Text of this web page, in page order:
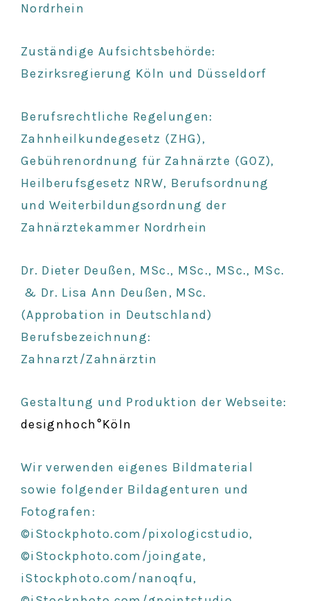
Nordrhein
Zuständige Aufsichtsbehörde:
Bezirksregierung Köln und Düsseldorf
Berufsrechtliche Regelungen:
Zahnheilkundegesetz (ZHG),
Gebührenordnung für Zahnärzte (GOZ),
Heilberufsgesetz NRW, Berufsordnung
und Weiterbildungsordnung der
Zahnärztekammer Nordrhein
Dr. Dieter Deußen, MSc., MSc., MSc., MSc.
& Dr. Lisa Ann Deußen, MSc.
(Approbation in Deutschland)
Berufsbezeichnung:
Zahnarzt/Zahnärztin
Gestaltung und Produktion der Webseite:
designhoch°Köln
Wir verwenden eigenes Bildmaterial
sowie folgender Bildagenturen und
Fotografen:
©iStockphoto.com/pixologicstudio,
©iStockphoto.com/joingate,
iStockphoto.com/nanoqfu,